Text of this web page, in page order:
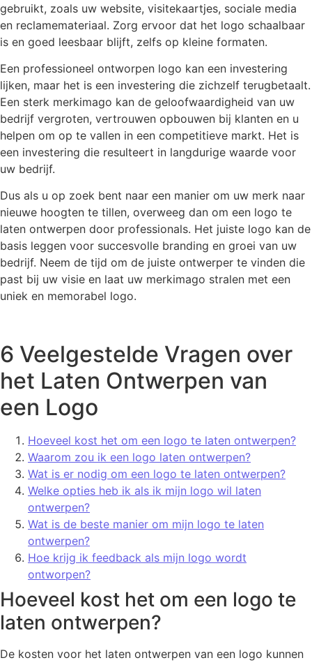
gebruikt, zoals uw website, visitekaartjes, sociale media
en reclamemateriaal. Zorg ervoor dat het logo schaalbaar
is en goed leesbaar blijft, zelfs op kleine formaten.
Een professioneel ontworpen logo kan een investering
lijken, maar het is een investering die zichzelf terugbetaalt.
Een sterk merkimago kan de geloofwaardigheid van uw
bedrijf vergroten, vertrouwen opbouwen bij klanten en u
helpen om op te vallen in een competitieve markt. Het is
een investering die resulteert in langdurige waarde voor
uw bedrijf.
Dus als u op zoek bent naar een manier om uw merk naar
nieuwe hoogten te tillen, overweeg dan om een logo te
laten ontwerpen door professionals. Het juiste logo kan de
basis leggen voor succesvolle branding en groei van uw
bedrijf. Neem de tijd om de juiste ontwerper te vinden die
past bij uw visie en laat uw merkimago stralen met een
uniek en memorabel logo.
6 Veelgestelde Vragen over
het Laten Ontwerpen van
een Logo
Hoeveel kost het om een logo te laten ontwerpen?
Waarom zou ik een logo laten ontwerpen?
Wat is er nodig om een logo te laten ontwerpen?
Welke opties heb ik als ik mijn logo wil laten
ontwerpen?
Wat is de beste manier om mijn logo te laten
ontwerpen?
Hoe krijg ik feedback als mijn logo wordt
ontworpen?
Hoeveel kost het om een logo te
laten ontwerpen?
De kosten voor het laten ontwerpen van een logo kunnen